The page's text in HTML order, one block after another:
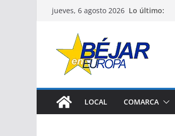
Saltarjueves, 6 agosto 2026 Lo último:
LOCAL COMARCA